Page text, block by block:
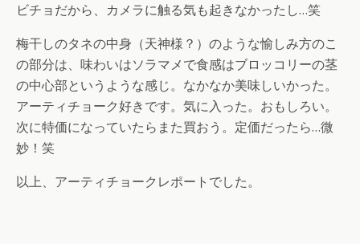
ビチョだから、カメラに触る気も起きなかったし…笑
梅干しのタネの中身（天神様？）のような愉しみ方のこ
の部分は、味わいはソラマメで食感はブロッコリーの茎
の中心部というような感じ。なかなか美味しいかった。
アーティチョーク好きです。気に入った。おもしろい。
次に特価になっていたらまた買おう。定価だったら…微
妙！笑
以上、アーティチョークレポートでした。